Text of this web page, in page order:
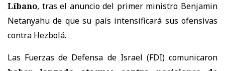
Líbano, tras el anuncio del primer ministro Benjamin
Netanyahu de que su país intensificará sus ofensivas
contra Hezbolá.
Las Fuerzas de Defensa de Israel (FDI) comunicaron